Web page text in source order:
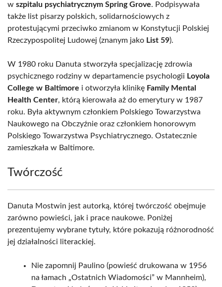
w szpitalu psychiatrycznym Spring Grove. Podpisywała
także list pisarzy polskich, solidarnościowych z
protestującymi przeciwko zmianom w Konstytucji Polskiej
Rzeczypospolitej Ludowej (znanym jako List 59).
W 1980 roku Danuta stworzyła specjalizację zdrowia
psychicznego rodziny w departamencie psychologii Loyola
College w Baltimore i otworzyła klinikę Family Mental
Health Center, którą kierowała aż do emerytury w 1987
roku. Była aktywnym członkiem Polskiego Towarzystwa
Naukowego na Obczyźnie oraz członkiem honorowym
Polskiego Towarzystwa Psychiatrycznego. Ostatecznie
zamieszkała w Baltimore.
Twórczość
Danuta Mostwin jest autorką, której twórczość obejmuje
zarówno powieści, jak i prace naukowe. Poniżej
prezentujemy wybrane tytuły, które pokazują różnorodność
jej działalności literackiej.
Nie zapomnij Paulino (powieść drukowana w 1956
na łamach „Ostatnich Wiadomości” w Mannheim),